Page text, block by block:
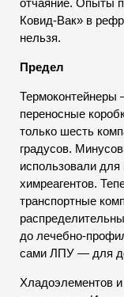
отчаяние. Опыты
Ковид-Вак» в
нельзя.
Предел
переносные
только шесть
градусов.
использовали для
химреагентов.
транспортные
до лечебно-
сами ЛПУ — для
Хладоэлементов и